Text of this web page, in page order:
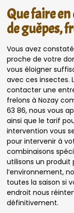
Que faire en
de guêpes,
Vous avez
proche de votre
vous éloigner
avec ces insectes.
contacter une
frelons à Nozay
63 86, nous vous
ainsi que le tarif
intervention vous
pour intervenir à
combinaisons
utilisons un produit
l’environnement,
toutes la saison si
endroit nous
définitivement.